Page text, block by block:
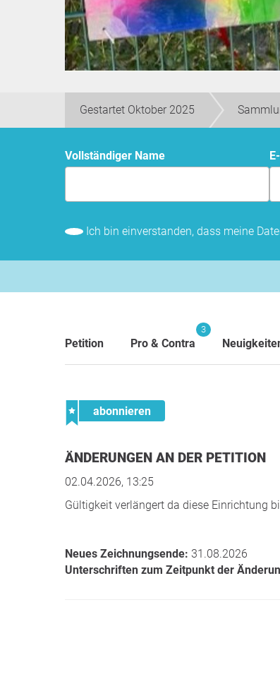
Gestartet Oktober 2025
Vollständiger Name
Ich bin einverstanden, dass meine
Petition Pro & Contra
3
abonnieren
ÄNDERUNGEN AN DER PETITION
02.04.2026, 13:25
Gültigkeit verlängert da diese Einrichtung
Neues Zeichnungsende: 31.08.2026
Unterschriften zum Zeitpunkt der